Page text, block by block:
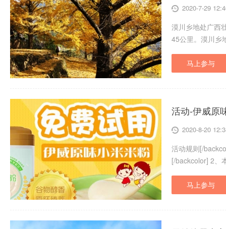
2020-7-29
漠川乡地处广西
45公里。漠川乡
马上参与
活动-伊威原
2020-8-20
活动规则[/
[/backcolor] 2、
马上参与